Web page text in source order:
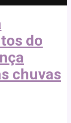
do
chuvas